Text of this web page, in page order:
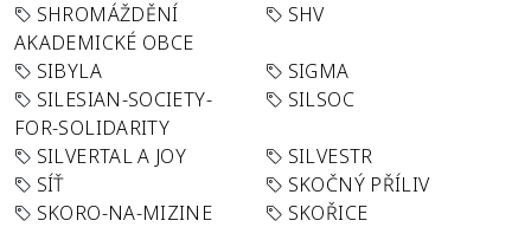
SHROMÁŽDĚNÍ
AKADEMICKÉ OBCE
SHV
SIBYLA
SIGMA
SILESIAN-SOCIETY-
FOR-SOLIDARITY
SILSOC
SILVERTAL A JOY
SILVESTR
SÍŤ
SKOČNÝ PŘÍLIV
SKORO-NA-MIZINE
SKOŘICE